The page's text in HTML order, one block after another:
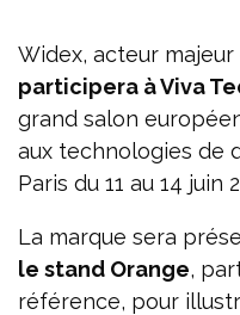
Widex, acteur majeur
participera à Viva
grand salon
aux technologies de
Paris du 11 au 14 juin
La marque sera
le stand Orange,
référence, pour